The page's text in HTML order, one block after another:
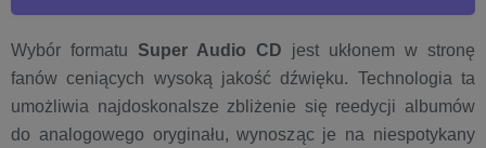
Wybór formatu Super Audio CD jest ukłonem w stronę
fanów ceniących wysoką jakość dźwięku. Technologia ta
umożliwia najdoskonalsze zbliżenie się reedycji albumów
do analogowego oryginału, wynosząc je na niespotykany